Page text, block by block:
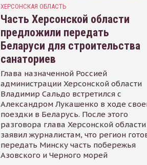
ХЕРСОНСКАЯ ОБЛАСТЬ
Часть Херсонской области
предложили передать
Беларуси для строительства
санаториев
Глава назначенной Россией
администрации Херсонской области
Владимир Сальдо встретился с
Александром Лукашенко в ходе
поездки в Беларусь. После этого
разговора глава Херсонской области
заявил журналистам, что регион
передать Минску часть побережья
Азовского и Черного морей